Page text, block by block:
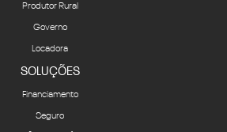
Produtor Rural
Governo
Locadora
SOLUÇÕES
Financiamento
Seguro